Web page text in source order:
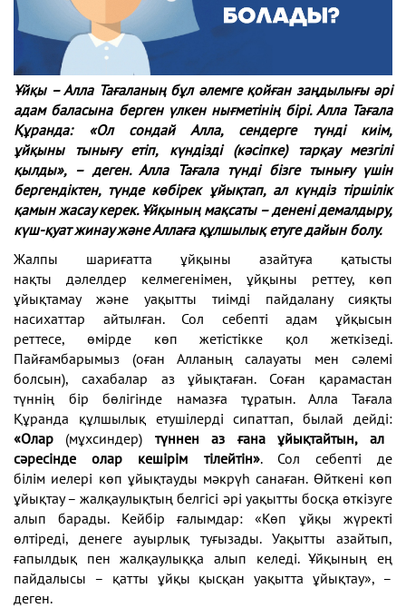
Ұйқы – Алла Тағаланың бұл әлемге қойған заңдылығы әрі
адам баласына берген үлкен нығметінің бірі. Алла Тағала
Құранда: «Ол сондай Алла, сендерге түнді киім,
ұйқыны тынығу етіп, күндізді (кәсіпке) тарқау мезгілі
қылды», – деген. Алла Тағала түнді бізге тынығу үшін
бергендіктен, түнде көбірек ұйықтап, ал күндіз тіршілік
қамынжасау керек. Ұйқының мақсаты – денені демалдыру,
күш-қуат жинау және Аллаға құлшылық етуге дайын болу.
Жалпы шариғатта ұйқыны азайтуға қатысты
нақты дәлелдер келмегенімен, ұйқыны реттеу, көп
ұйықтамау және уақытты тиімді пайдалану сияқты
насихаттар айтылған. Сол себепті адам ұйқысын
реттесе, өмірде көп жетістікке қол жеткізеді.
Пайғамбарымыз (оған Алланың салауаты мен сәлемі
болсын), сахабалар аз ұйықтаған. Соған қарамастан
түннің бір бөлігінде намазға тұратын. Алла Тағала
Құранда құлшылық етушілерді сипаттап, былай дейді:
«Олар (мұхсиндер) түннен аз ғана ұйықтайтын, ал
сәресінде олар кешірім тілейтін». Сол себепті де
білім иелері көп ұйықтауды мәкрүһ санаған. Өйткені көп
ұйықтау – жалқаулықтың белгісі әрі уақытты босқа өткізуге
алып барады. Кейбір ғалымдар: «Көп ұйқы жүректі
өлтіреді, денеге ауырлық туғызады. Уақытты азайтып,
ғапылдық пен жалқаулыққа алып келеді. Ұйқының ең
пайдалысы – қатты ұйқы қысқануақытта ұйықтау», –
деген.